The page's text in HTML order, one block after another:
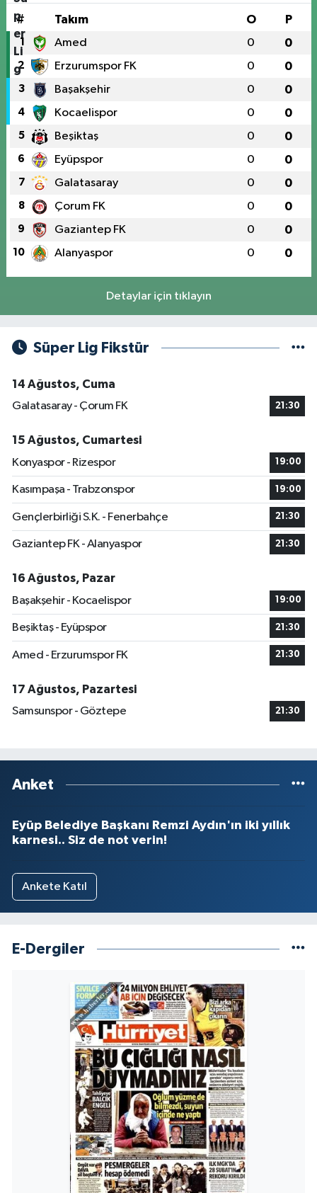
# Takım O P
1 Amed 0 0
2 Erzurumspor FK 0 0
3 Başakşehir 0 0
4 Kocaelispor 0 0
5 Beşiktaş 0 0
6 Eyüpspor 0 0
7 Galatasaray 0 0
8 Çorum FK 0 0
9 Gaziantep FK 0 0
10 Alanyaspor 0 0
Detaylar için tıklayın
Süper Lig Fikstür
14 Ağustos, Cuma
Galatasaray - Çorum FK
21:30
15 Ağustos, Cumartesi
Konyaspor - Rizespor
19:00
Kasımpaşa - Trabzonspor 19:00
Gençlerbirliği S.K. - Fenerbahçe 21:30
Gaziantep FK - Alanyaspor 21:30
16 Ağustos, Pazar
Başakşehir - Kocaelispor
19:00
Beşiktaş - Eyüpspor 21:30
Amed - Erzurumspor FK 21:30
17 Ağustos, Pazartesi
Samsunspor - Göztepe
21:30
Anket
Eyüp Belediye Başkanı Remzi Aydın'ın iki yıllık
karnesi.. Siz de not verin!
Ankete Katıl
E-Dergiler